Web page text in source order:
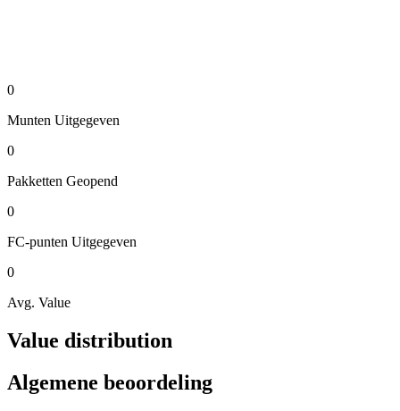
0
Munten Uitgegeven
0
Pakketten Geopend
0
FC-punten Uitgegeven
0
Avg. Value
Value distribution
Algemene beoordeling